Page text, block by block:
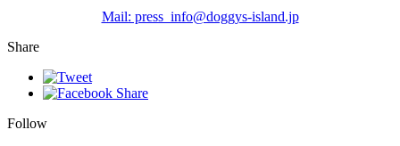
Mail: press_info@doggys-island.jp
Share
Follow